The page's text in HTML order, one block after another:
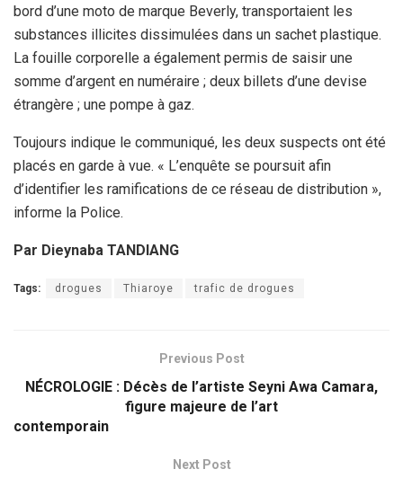
bord d’une moto de marque Beverly, transportaient les
substances illicites dissimulées dans un sachet plastique.
La fouille corporelle a également permis de saisir une
somme d’argent en numéraire ; deux billets d’une devise
étrangère ; une pompe à gaz.
Toujours indique le communiqué, les deux suspects ont été
placés en garde à vue. « L’enquête se poursuit afin
d’identifier les ramifications de ce réseau de distribution »,
informe la Police.
Par Dieynaba TANDIANG
Tags: drogues Thiaroye trafic de drogues
Previous Post
NÉCROLOGIE : Décès de l’artiste Seyni Awa Camara,
figure majeure de l’art
Next Post